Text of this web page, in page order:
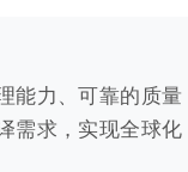
能力、可靠的质量
需求，实现全球化